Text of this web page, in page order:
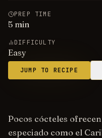
PREP TIME
5 min
DIFFICULTY
Easy
JUMP TO RECIPE
Pocos cócteles
especiado como el